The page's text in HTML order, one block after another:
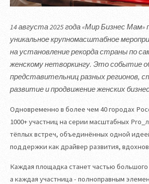
14 августа 2025 года «Мир Бизнес Мам»
уникальное крупномасштабное
на установление рекорда страны по
женскому нетворкингу. Это событие
представительниц разных регионов,
развитие и продвижение женских
Одновременно в более чем 40 городах
1000+ участниц на серии масштабных
тёплых встреч, объединённых одной
поддержки как драйвер развития,
Каждая площадка станет частью
а каждая участница - полноправным